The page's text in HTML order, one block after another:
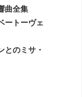
曲全集
ートーヴェ
とのミサ・